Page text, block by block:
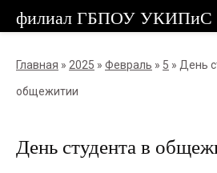
Главная » 2025 » Февраль » 5 » День
общежитии
День студента в